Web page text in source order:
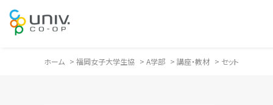
ホーム > 福岡女子大学生協 > A学部 > 講座・教材 > セット